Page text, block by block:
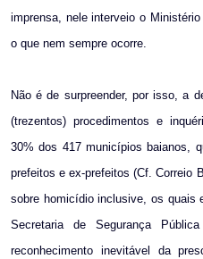
imprensa, nele interveio o
o que nem sempre ocorre.
Não é de surpreender, por isso, a
(trezentos) procedimentos e
30% dos 417 municípios baianos,
prefeitos e ex-prefeitos (Cf. Correio
sobre homicídio inclusive, os quais
Secretaria de Segurança
reconhecimento inevitável da